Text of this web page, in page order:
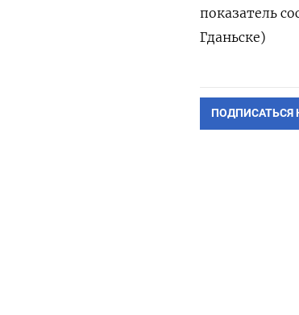
показатель
Гданьске)
ПОДПИСАТЬСЯ